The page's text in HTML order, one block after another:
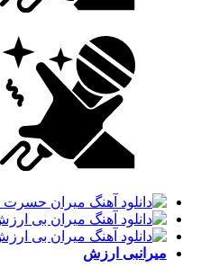
میرانبی ارزش